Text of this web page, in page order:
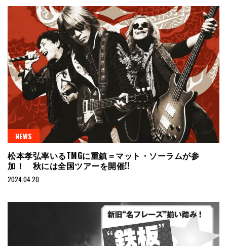
NEWS
松本孝弘率いるTMGに重鎮＝マット・ソーラムが参
加！ 秋には全国ツアーを開催!!
2024.04.20